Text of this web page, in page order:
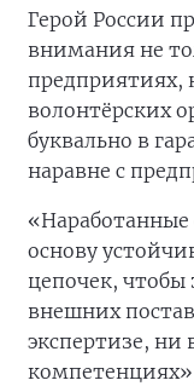
Герой России
внимания не
предприятиях,
волонтёрских
буквально в
наравне с
основу
цепочек, чтобы
внешних
экспертизе, ни